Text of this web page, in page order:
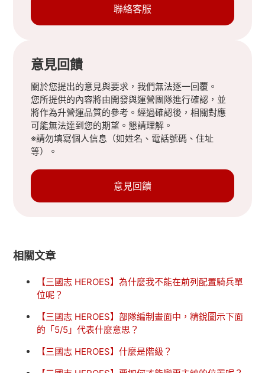
聯絡客服
意見回饋
關於您提出的意見與要求，我們無法逐一回覆。
您所提供的內容將由開發與運營團隊進行確認，並
將作為升營運品質的參考。經過確認後，相關對應
可能無法達到您的期望。懇請理解。
※請勿填寫個人信息（如姓名、電話號碼、住址
等）。
意見回饋
相關文章
【三國志 HEROES】為什麼我不能在前列配置騎兵單
位呢？
【三國志 HEROES】部隊編制畫面中，精銳圖示下面
的「5/5」代表什麼意思？
【三國志 HEROES】什麼是階級？